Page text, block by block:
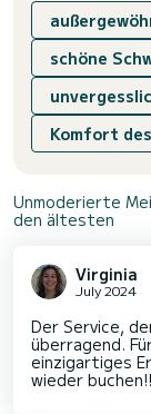
schöne
Komfort
Unmoderierte
den ältesten
Virginia
July 2024
Der Service,
überragend.
einzigartiges
wieder